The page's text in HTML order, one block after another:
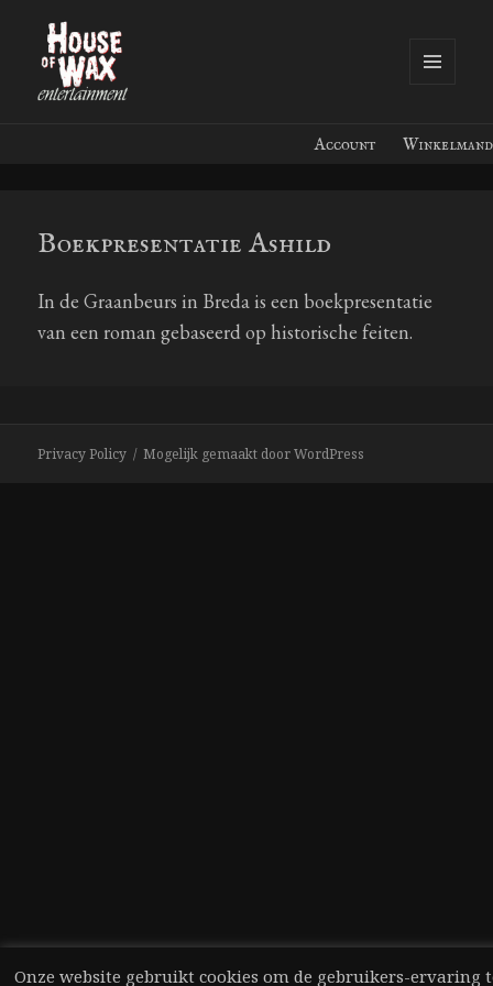
House of Wax Entertainment
Account Winkelmand
Boekpresentatie Ashild
In de Graanbeurs in Breda is een boekpresentatie
van een roman gebaseerd op historische feiten.
Privacy Policy Mogelijk gemaakt door WordPress
Onze website gebruikt cookies om de gebruikers-ervaring